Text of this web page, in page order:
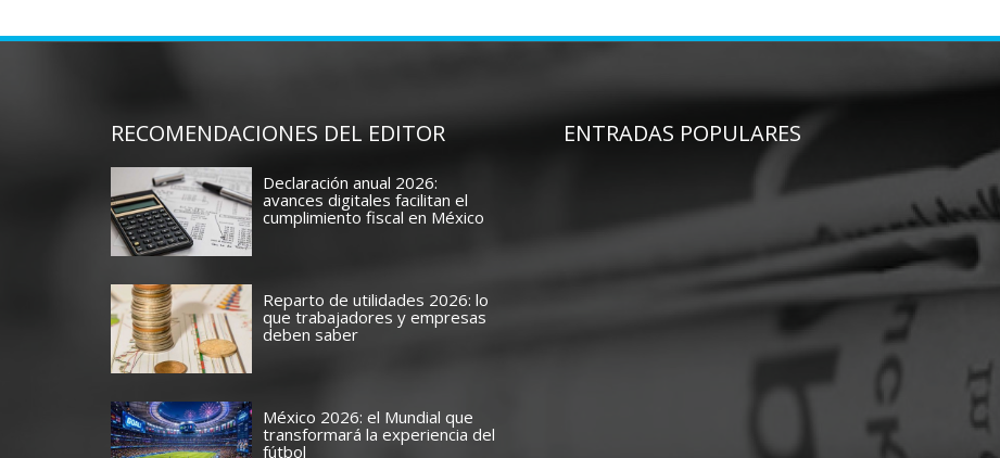
RECOMENDACIONES DEL EDITOR
Declaración anual 2026:
avances digitales facilitan el
cumplimiento fiscal en México
Reparto de utilidades 2026: lo
que trabajadores y empresas
deben saber
México 2026: el Mundial que
transformará la experiencia del
fútbol
ENTRADAS POPULARES